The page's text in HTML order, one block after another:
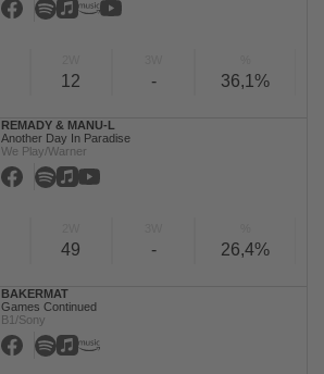
12 - 36,1%
REMADY & MANU-L
Another Day In Paradise
We Play/Warner
49 - 26,4%
BAKERMAT
Games Continued
B1/Sony